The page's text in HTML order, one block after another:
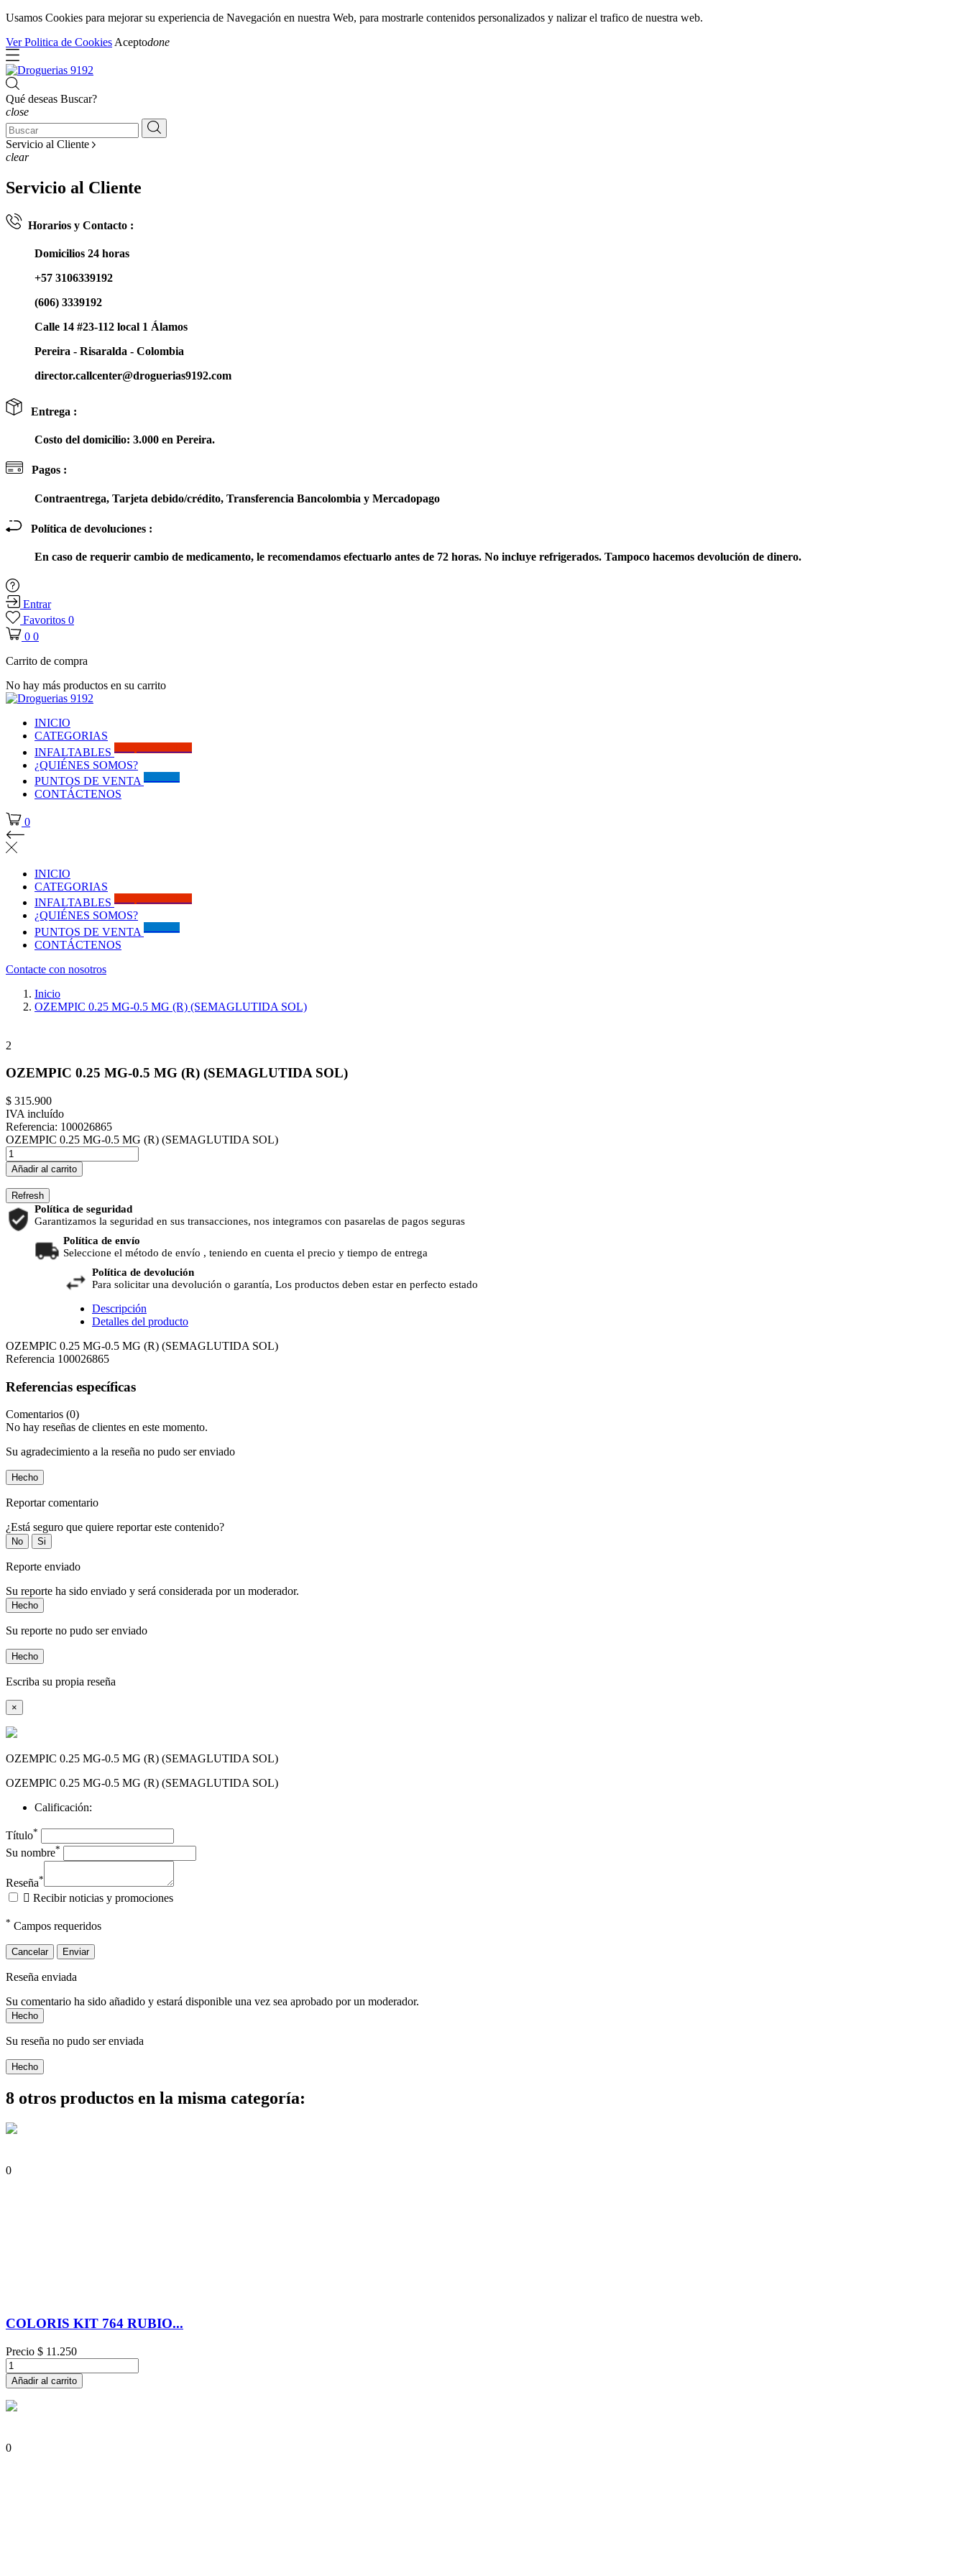
Usamos Cookies para mejorar su experiencia de Navegación en nuestra Web, para mostrarle contenidos personalizados y nalizar el trafico de nuestra web.
Ver Politica de Cookies Aceptodone
Qué deseas Buscar?
close
Servicio al Cliente
clear
Servicio al Cliente
Horarios y Contacto :
Domicilios 24 horas
+57 3106339192
(606) 3339192
Calle 14 #23-112 local 1 Álamos
Pereira - Risaralda - Colombia
director.callcenter@droguerias9192.com
Entrega :
Costo del domicilio: 3.000 en Pereira.
Pagos :
Contraentrega, Tarjeta debido/crédito, Transferencia Bancolombia y Mercadopago
Política de devoluciones :
En caso de requerir cambio de medicamento, le recomendamos efectuarlo antes de 72 horas. No incluye refrigerados. Tampoco hacemos devolución de dinero.
Entrar
Favoritos 0
0 0
Carrito de compra
No hay más productos en su carrito
INICIO
CATEGORIAS
INFALTABLES
¿QUIÉNES SOMOS?
PUNTOS DE VENTA
CONTÁCTENOS
0
INICIO
CATEGORIAS
INFALTABLES
¿QUIÉNES SOMOS?
PUNTOS DE VENTA
CONTÁCTENOS
Contacte con nosotros
Inicio
OZEMPIC 0.25 MG-0.5 MG (R) (SEMAGLUTIDA SOL)
2
OZEMPIC 0.25 MG-0.5 MG (R) (SEMAGLUTIDA SOL)
$ 315.900
IVA incluído
Referencia: 100026865
OZEMPIC 0.25 MG-0.5 MG (R) (SEMAGLUTIDA SOL)
Añadir al carrito
Política de seguridad
Garantizamos la seguridad en sus transacciones, nos integramos con pasarelas de pagos seguras
Política de envío
Seleccione el método de envío , teniendo en cuenta el precio y tiempo de entrega
Política de devolución
Para solicitar una devolución o garantía, Los productos deben estar en perfecto estado
Descripción
Detalles del producto
OZEMPIC 0.25 MG-0.5 MG (R) (SEMAGLUTIDA SOL)
Referencia 100026865
Referencias específicas
Comentarios (0)
No hay reseñas de clientes en este momento.
Su agradecimiento a la reseña no pudo ser enviado
Hecho
Reportar comentario
¿Está seguro que quiere reportar este contenido?
No Si
Reporte enviado
Su reporte ha sido enviado y será considerada por un moderador.
Hecho
Su reporte no pudo ser enviado
Hecho
Escriba su propia reseña
×
OZEMPIC 0.25 MG-0.5 MG (R) (SEMAGLUTIDA SOL)
OZEMPIC 0.25 MG-0.5 MG (R) (SEMAGLUTIDA SOL)
Calificación:
Título*
Su nombre*
Reseña*
 Recibir noticias y promociones
* Campos requeridos
Cancelar Enviar
Reseña enviada
Su comentario ha sido añadido y estará disponible una vez sea aprobado por un moderador.
Hecho
Su reseña no pudo ser enviada
Hecho
8 otros productos en la misma categoría:
0
COLORIS KIT 764 RUBIO...
Precio $ 11.250
Añadir al carrito
0